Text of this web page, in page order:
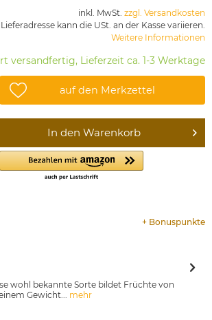
inkl. MwSt. zzgl. Versandkosten
kann die USt. an der Kasse variieren.
Weitere Informationen
versandfertig, Lieferzeit ca. 1-3 Werktage
auf den Merkzettel
In den Warenkorb
+ Bonuspunkte
wohl bekannte Sorte bildet Früchte von
Gewicht... mehr